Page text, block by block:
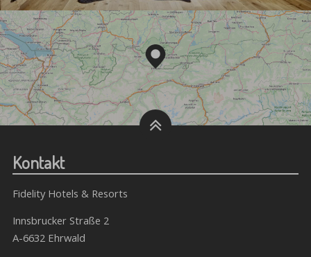
Kontakt
Fidelity Hotels & Resorts
Innsbrucker Straße 2
A-6632 Ehrwald